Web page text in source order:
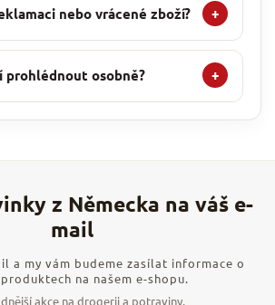
nebo vrácené zboží? +
prohlédnout osobně? +
a my vám budeme zasílat informace o
na našem e-shopu.